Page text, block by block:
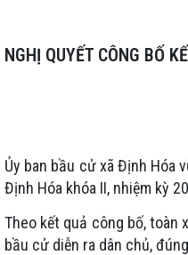
NGHỊ QUYẾT CÔNG
Ủy ban bầu cử xã Định Hóa
Định Hóa khóa II, nhiệm kỳ
Theo kết quả công bố, toàn
bầu cử diễn ra dân chủ,